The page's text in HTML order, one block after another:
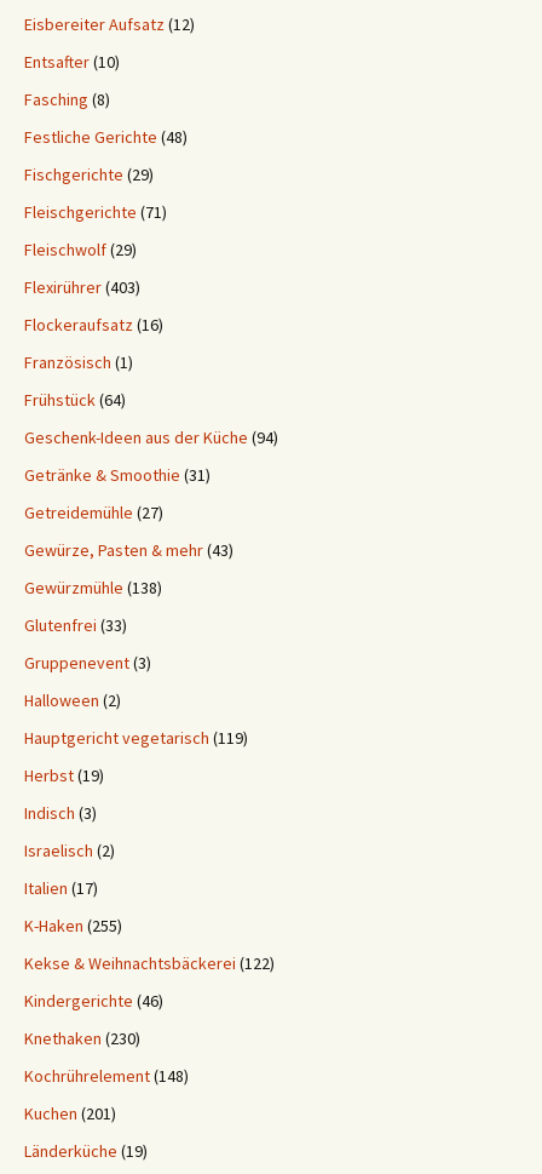
Eisbereiter Aufsatz(12)
Entsafter(10)
Fasching (8)
Festliche Gerichte (48)
Fischgerichte (29)
Fleischgerichte (71)
Fleischwolf(29)
Flexirührer(403)
Flockeraufsatz(16)
Französisch (1)
Frühstück(64)
Geschenk-Ideen aus der Küche (94)
Getränke & Smoothie (31)
Getreidemühle (27)
Gewürze, Pasten & mehr(43)
Gewürzmühle (138)
Glutenfrei (33)
Gruppenevent(3)
Halloween (2)
Hauptgericht vegetarisch (119)
Herbst(19)
Indisch (3)
Israelisch (2)
Italien (17)
K-Haken (255)
Kekse & Weihnachtsbäckerei (122)
Kindergerichte (46)
Knethaken (230)
Kochrührelement(148)
Kuchen (201)
Länderküche (19)